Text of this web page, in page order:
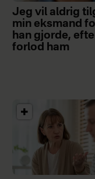
Jeg vil aldrig
min eksmand
han gjorde,
forlod ham